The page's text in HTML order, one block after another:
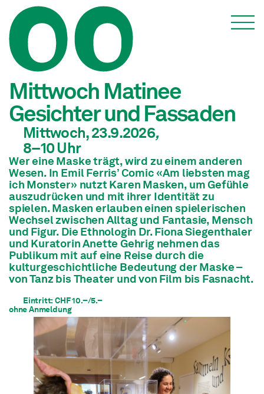
Veranstaltungen
Mittwoch Matinee
Gesichter und Fassaden
Mittwoch, 23.9.2026,
8–10Uhr
Wer eine Maske trägt, wird zu einem anderen
Wesen. In Emil Ferris’ Comic «Am liebsten mag
ich Monster» nutzt Karen Masken, um Gefühle
auszudrücken und mit ihrer Identität zu
spielen. Masken erlauben einen spielerischen
Wechsel zwischen Alltag und Fantasie, Mensch
und Figur. Die Ethnologin Dr. Fiona Siegenthaler
und Kuratorin Anette Gehrig nehmen das
Publikum mit auf eine Reise durch die
kulturgeschichtliche Bedeutung der Maske –
von Tanz bis Theater und von Film bis Fasnacht.
Eintritt: CHF 10.–/5.–
ohne Anmeldung